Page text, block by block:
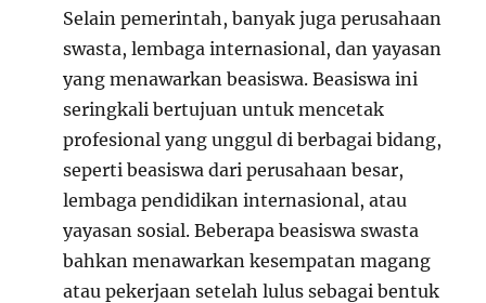
Selain pemerintah, banyak juga perusahaan
swasta, lembaga internasional, dan yayasan
yang menawarkan beasiswa. Beasiswa ini
seringkali bertujuan untuk mencetak
profesional yang unggul di berbagai bidang,
seperti beasiswa dari perusahaan besar,
lembaga pendidikan internasional, atau
yayasan sosial. Beberapa beasiswa swasta
bahkan menawarkan kesempatan magang
atau pekerjaan setelah lulus sebagai bentuk